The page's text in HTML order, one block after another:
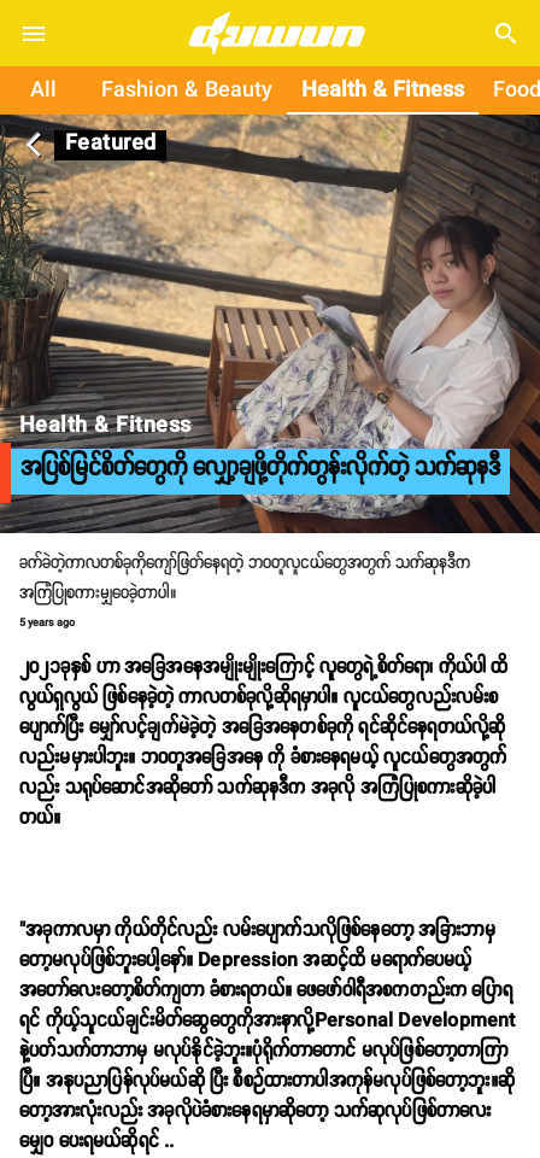
search
All Fashion & Beauty Health & Fitness
Featured
arrow_back_ios
Health & Fitness
အပြစ်မြင်စိတ်တွေကို လျှော့ချဖို့တိုက်တွန်းလိုက်တဲ့ သက်ဆုနဒီ
ခက်ခဲတဲ့ကာလတစ်ခုကိုကျော်ဖြတ်နေရတဲ့ ဘဝတူလူငယ်တွေအတွက် သက်ဆုနဒီက
အကြံပြုစကားမျှဝေခဲ့တာပါ။
5 years ago
၂၀၂၁ခုနှစ် ဟာ အခြေအနေအမျိုးမျိုးကြောင့် လူတွေရဲ့စိတ်ရော၊ ကိုယ်ပါ ထိ
လွယ်ရှလွယ် ဖြစ်နေခဲ့တဲ့ ကာလတစ်ခုလို့ဆိုရမှာပါ။ လူငယ်တွေလည်းလမ်းစ
ပျောက်ပြီး မျှော်လင့်ချက်မဲခဲ့တဲ့ အခြေအနေတစ်ခုကို ရင်ဆိုင်နေရတယ်လို့ဆို
လည်းမမှားပါဘူး။ ဘဝတူအခြေအနေ ကို ခံစားနေရမယ့် လူငယ်တွေအတွက်
လည်း သရုပ်ဆောင်အဆိုတော် သက်ဆုနဒီက အခုလို အကြံပြုစကားဆိုခဲ့ပါ
တယ်။
"အခုကာလမှာ ကိုယ်တိုင်လည်း လမ်းပျောက်သလိုဖြစ်နေတော့ အခြားဘာမှ
တော့မလုပ်ဖြစ်ဘူးပေါ့နော်။ Depression အဆင့်ထိ မရောက်ပေမယ့်
အတော်လေးတော့စိတ်ကျတာ ခံစားရတယ်။ ဖေဖော်ဝါရီအစကတည်းက ပြောရ
ရင် ကိုယ့်သူငယ်ချင်းမိတ်ဆွေတွေကိုအားနာလို့Personal Development
နဲ့ပတ်သက်တာဘာမှ မလုပ်နိုင်ခဲ့ဘူး။ပုံရိုက်တာတောင် မလုပ်ဖြစ်တော့တာကြာ
ပြီ။ အနုပညာပြန်လုပ်မယ်ဆို ပြီး စီစဉ်ထားတာပါအကုန်မလုပ်ဖြစ်တော့ဘူး။ဆို
တော့အားလုံးလည်း အခုလိုပဲခံစားနေရမှာဆိုတော့ သက်ဆုလုပ်ဖြစ်တာလေး
မျှေ၀ ပေးရမယ်ဆိုရင် ..